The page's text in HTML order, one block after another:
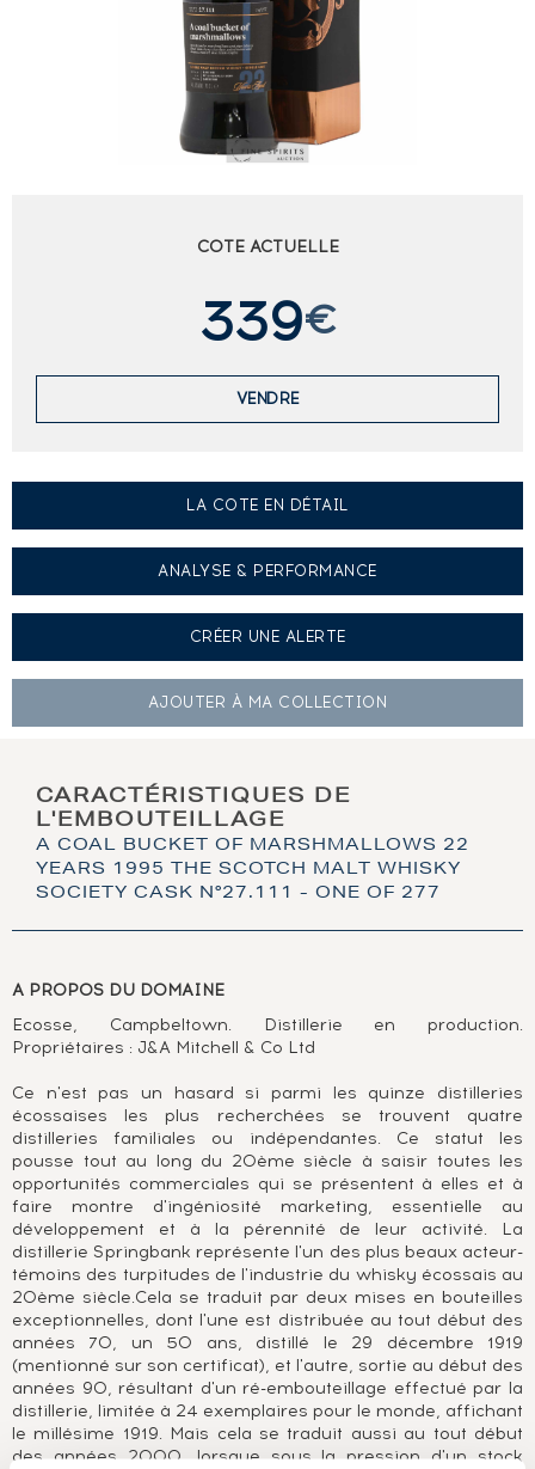
COTE ACTUELLE
339€
VENDRE
LA COTE EN DÉTAIL
ANALYSE & PERFORMANCE
CRÉER UNE ALERTE
AJOUTER À MA COLLECTION
CARACTÉRISTIQUES DE
L'EMBOUTEILLAGE
A COAL BUCKET OF MARSHMALLOWS 22
YEARS 1995 THE SCOTCH MALT WHISKY
SOCIETY CASK N°27.111 - ONE OF 277
A PROPOS DU DOMAINE
Ecosse, Campbeltown. Distillerie en production.
Propriétaires : J&A Mitchell & Co Ltd
Ce n'est pas un hasard si parmi les quinze distilleries
écossaises les plus recherchées se trouvent quatre
distilleries familiales ou indépendantes. Ce statut les
pousse tout au long du 20ème siècle à saisir toutes les
opportunités commerciales qui se présentent à elles et à
faire montre d'ingéniosité marketing, essentielle au
développement et à la pérennité de leur activité. La
distillerie Springbank représente l'un des plus beaux acteur-
témoins des turpitudes de l'industrie du whisky écossais au
20ème siècle.Cela se traduit par deux mises en bouteilles
exceptionnelles, dont l'une est distribuée au tout début des
années 70, un 50 ans, distillé le 29 décembre 1919
(mentionné sur son certificat), et l'autre, sortie au début des
années 90, résultant d'un ré-embouteillage effectué par la
distillerie, limitée à 24 exemplaires pour le monde, affichant
le millésime 1919. Mais cela se traduit aussi au tout début
des années 2000, lorsque sous la pression d'un stock